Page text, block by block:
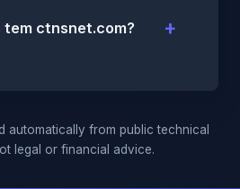
tem ctnsnet.com?
automatically from public technical
legal or financial advice.